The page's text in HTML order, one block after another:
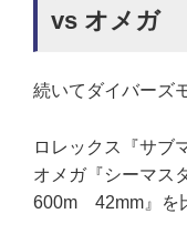
vs オメガ
続いてダイバーズ
ロレックス『サブ
オメガ『シーマス
600m 42mm』を